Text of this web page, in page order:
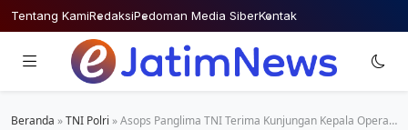
Skip
to
Tentang KamiRedaksiPedoman Media SiberKontak
Beranda »TNI Polri »Asops Panglima TNI Terima Kunjungan Kepala Operasi Gabungan Australia